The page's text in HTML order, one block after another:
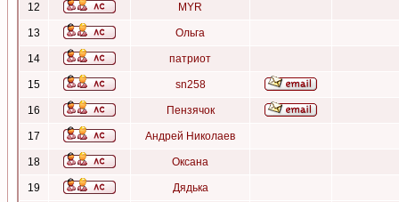
12 MYR
13 Ольга
14 патриот
15 sn258
16 Пензячок
17 Андрей Николаев
18 Оксана
19 Дядька